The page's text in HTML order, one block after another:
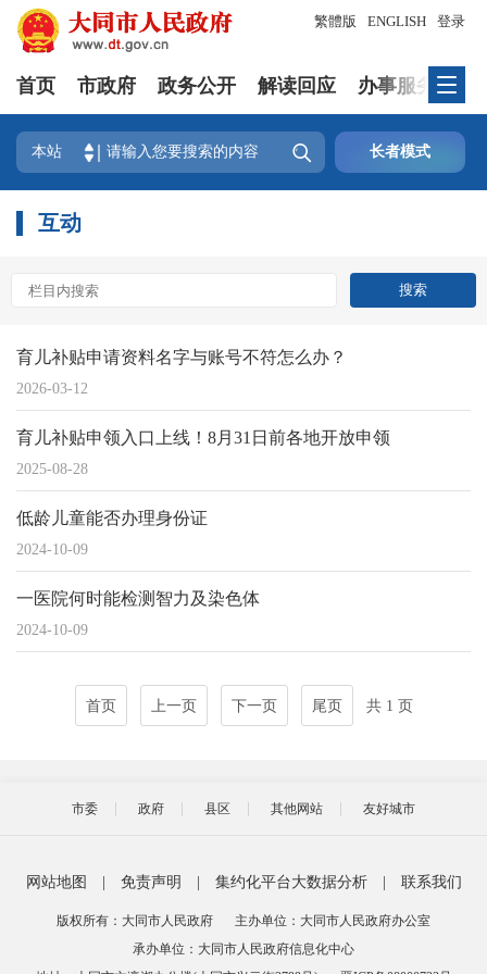
登录
繁體版 ENGLISH
首页 市政府 政务公开 解读回应 办事服务
本站  长者模式
互动
育儿补贴申请资料名字与账号不符怎么办？
2026-03-12
育儿补贴申领入口上线！8月31日前各地开放申领
2025-08-28
低龄儿童能否办理身份证
2024-10-09
一医院何时能检测智力及染色体
2024-10-09
首页 上一页 下一页 尾页 共 1 页
市委 政府 县区 其他网站 友好城市
网站地图 免责声明 集约化平台大数据分析 联系我们
版权所有：大同市人民政府
主办单位：大同市人民政府办公室
承办单位：大同市人民政府信息化中心